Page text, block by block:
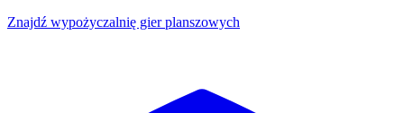
Znajdź wypożyczalnię gier planszowych